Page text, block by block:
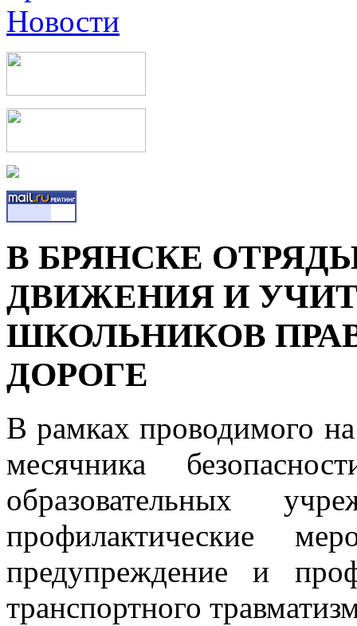
В БРЯНСКЕ
ДВИЖЕНИЯ И
ШКОЛЬНИКОВ
ДОРОГЕ
В рамках проводимого
месячника
образовательных
профилактические
предупреждение и
транспортного